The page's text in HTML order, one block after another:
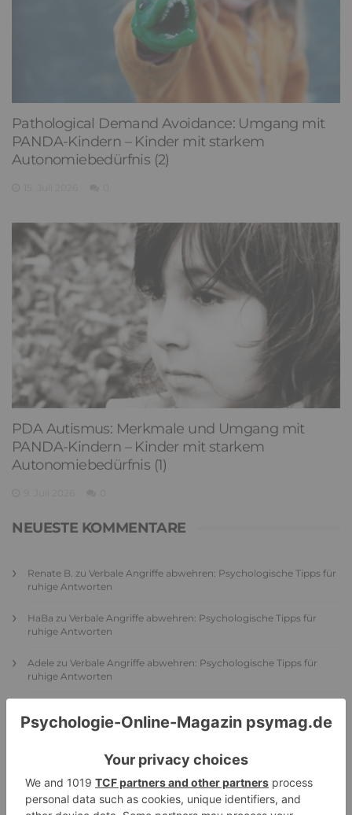
Pathological Demand Avoidance: Umgang mit
PANDA-Kindern – Kinder mit starkem
Autonomiebedürfnis (2)
PDA Autismus: Merkmale und Umgang mit
PANDA-Kindern – Kinder mit starkem
Autonomiebedürfnis (1)
NEUESTE KOMMENTARE
Renate B. zu Verbale Angriffe abwehren: Psychologische Tipps für
ruhige Antworten
HaBa zu Verbale Angriffe abwehren: Psychologische Tipps für
ruhige Antworten
Adele zu Verbale Angriffe abwehren: Psychologische Tipps für
ruhige Antworten
Belastungsstörung: Traumafolgen verständlich erklärt
Elternteil narzisstisch: So sieht dein heutiges Leben
vermutlich aus – Narzisstisch geprägte Kindheit (1)